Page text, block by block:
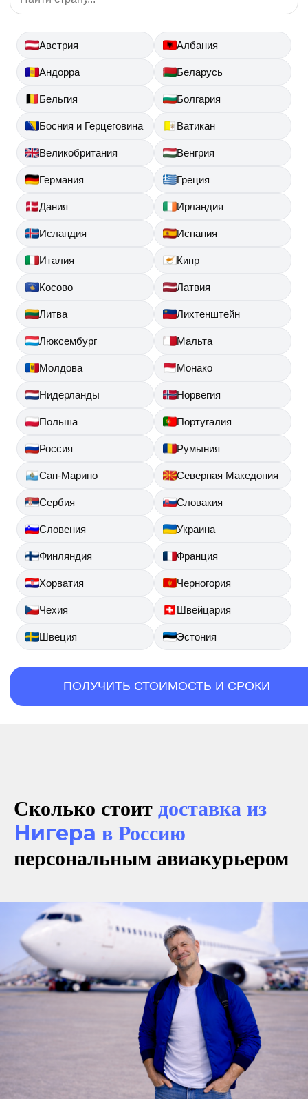
Австрия Албания
Андорра Беларусь
Бельгия Болгария
Босния и Герцеговина Ватикан
Великобритания Венгрия
Германия Греция
Дания Ирландия
Исландия Испания
Италия Кипр
Косово Латвия
Литва Лихтенштейн
Люксембург Мальта
Молдова Монако
Нидерланды Норвегия
Польша Португалия
Россия Румыния
Сан-Марино Северная Македония
Сербия Словакия
Словения Украина
Финляндия Франция
Хорватия Черногория
Чехия Швейцария
Швеция Эстония
ПОЛУЧИТЬ СТОИМОСТЬ И СРОКИ
Сколько стоит доставка из
Нигера в Россию
персональным авиакурьером